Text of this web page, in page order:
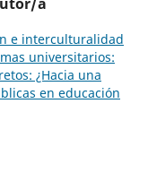
e interculturalidad
universitarios:
¿Hacia una
en educación